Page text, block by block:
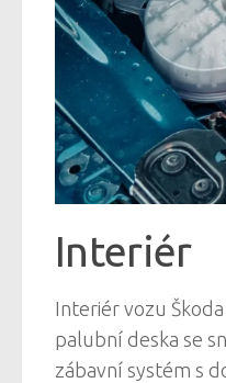
Interiér
Interiér vozu
palubní deska se
zábavní systém s